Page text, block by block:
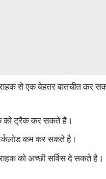
से एक बेहतर बातचीत कर
को ट्रैक कर सकते है।
कम कर सकते है।
को अच्छी सर्विस दे सकते है।